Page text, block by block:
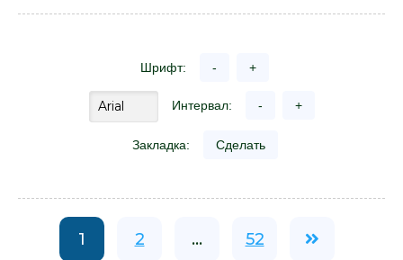
Шрифт: - +
Интервал: - +
Закладка: Сделать
1 2 ... 52